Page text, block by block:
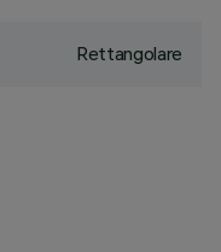
Rettangolare